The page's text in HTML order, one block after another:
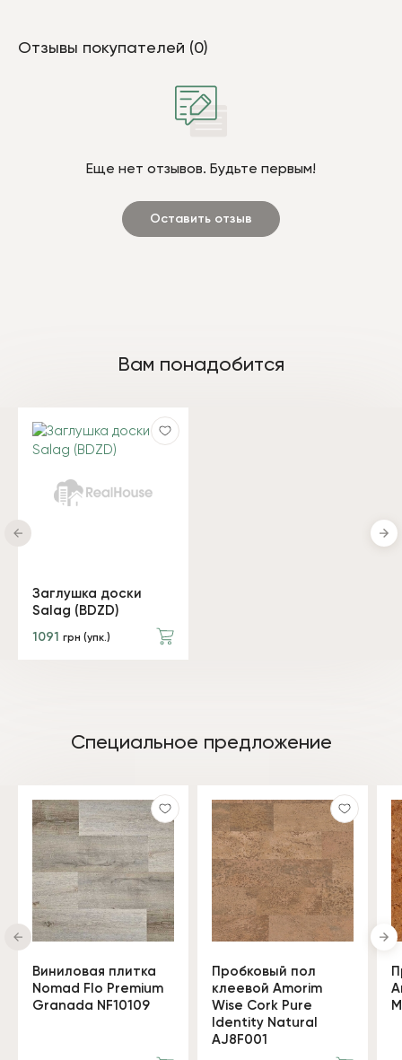
Отзывы покупателей (0)
Еще нет отзывов. Будьте первым!
Оставить отзыв
Вам понадобится
Заглушка доски
Salag (BDZD)
1091 грн (упк.)
Специальное предложение
Виниловая плитка
Nomad Flo Premium
Granada NF10109
Пробковый пол
клеевой Amorim
Wise Cork Pure
Identity Natural
AJ8F001